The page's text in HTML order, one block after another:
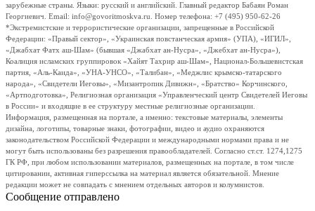
зарубежные страны. Языки: русский и английский. Главный редактор Бабаян Роман
Георгиевич. Email: info@govoritmoskva.ru. Номер телефона: +7 (495) 950-62-26
*Экстремистские и террористические организации, запрещенные в Российской
Федерации: «Правый сектор», «Украинская повстанческая армия» (УПА), «ИГИЛ»,
«Джабхат Фатх аш-Шам» (бывшая «Джабхат ан-Нусра», «Джебхат ан-Нусра»),
Коалиция исламских группировок «Хайят Тахрир аш-Шам», Национал-Большевистская
партия, «Аль-Каида», «УНА-УНСО», «Талибан», «Меджлис крымско-татарского
народа», «Свидетели Иеговы», «Мизантропик Дивижн», «Братство» Корчинского,
«Артподготовка», Религиозная организация «Управленческий центр Свидетелей Иеговы
в России» и входящие в ее структуру местные религиозные организации.
Информация, размещенная на портале, а именно: текстовые материалы, элементы
дизайна, логотипы, товарные знаки, фотографии, видео и аудио охраняются
законодательством Российской Федерации и международными нормами права и не
могут быть использованы без разрешения правообладателей. Согласно ст.ст. 1274,1275
ГК РФ, при любом использовании материалов, размещенных на портале, в том числе
цитировании, активная гиперссылка на материал является обязательной. Мнение
редакции может не совпадать с мнением отдельных авторов и колумнистов.
Сообщение отправлено